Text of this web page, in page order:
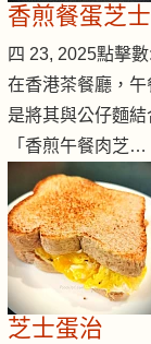
香煎餐蛋芝
四 23, 2025點擊
在香港茶餐廳，
是將其與公仔麵
「香煎午餐肉芝…
芝士蛋治